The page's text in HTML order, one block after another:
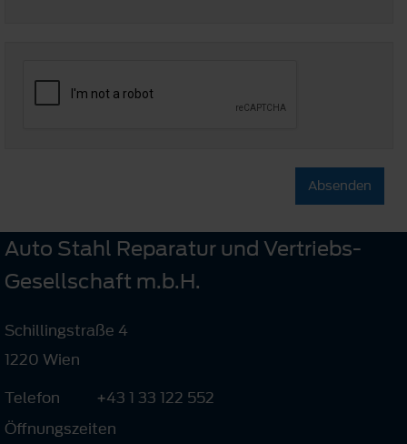
Absenden
Auto Stahl Reparatur und Vertriebs-
Gesellschaft m.b.H.
Schillingstraße 4
1220 Wien
Telefon
+43 1 33 122 552
Öffnungszeiten